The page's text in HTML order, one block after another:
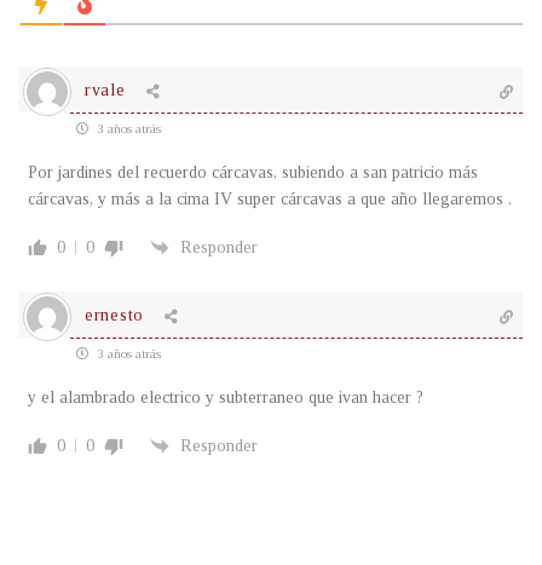
rvale
3 años atrás
Por jardines del recuerdo cárcavas, subiendo a san patricio más
cárcavas, y más a la cima IV super cárcavas a que año llegaremos .
0 0 Responder
ernesto
3 años atrás
y el alambrado electrico y subterraneo que ivan hacer ?
0 0 Responder